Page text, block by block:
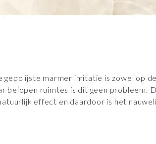
marmer imitatie is zowel op
belopen ruimtes is dit geen probleem.
effect en daardoor is het